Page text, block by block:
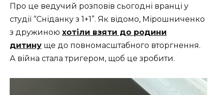
Про це ведучий розповів сьогодні вранці у
студії “Сніданку з 1+1”. Як відомо, Мірошниченко
з дружиною хотіли взяти до родини
дитину ще до повномасштабного вторгнення.
А війна стала тригером, щоб це зробити.